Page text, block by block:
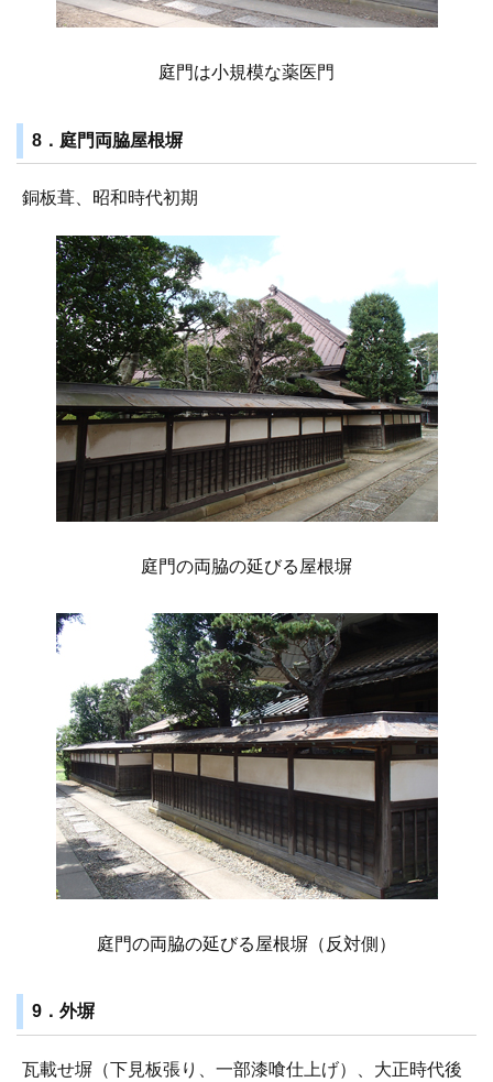
庭門は小規模な薬医門
8．庭門両脇屋根塀
銅板葺、昭和時代初期
庭門の両脇の延びる屋根塀
庭門の両脇の延びる屋根塀（反対側）
9．外塀
瓦載せ塀（下見板張り、一部漆喰仕上げ）、大正時代後